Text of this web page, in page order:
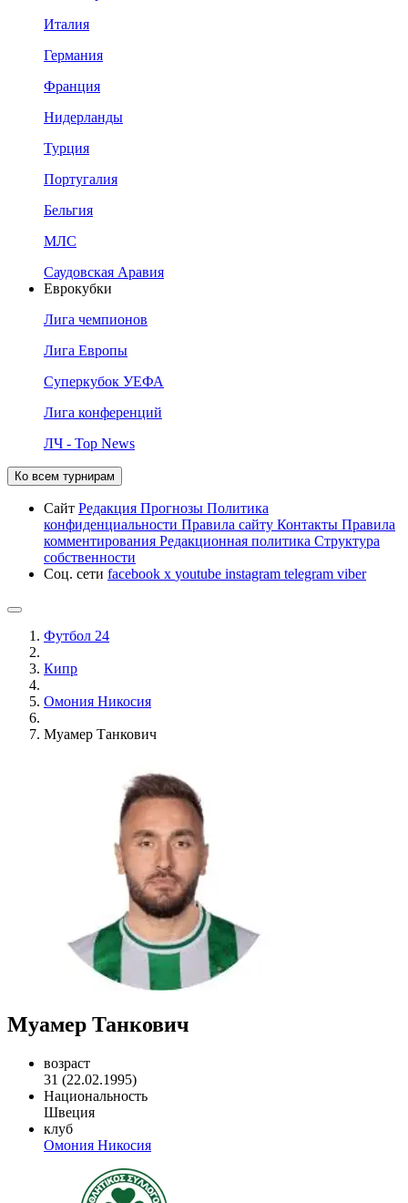
Италия
Германия
Франция
Нидерланды
Турция
Португалия
Бельгия
МЛС
Саудовская Аравия
Еврокубки
Лига чемпионов
Лига Европы
Суперкубок УЕФА
Лига конференций
ЛЧ - Top News
Ко всем турнирам
Сайт Редакция Прогнозы Политика
конфиденциальности Правила сайту Контакты Правила
комментирования Редакционная политика Структура
собственности
Соц. сети facebook x youtube instagram telegram viber
Футбол 24
Кипр
Омония Никосия
Муамер Танкович
Муамер Танкович
возраст
31 (22.02.1995)
Национальность
Швеция
клуб
Омония Никосия